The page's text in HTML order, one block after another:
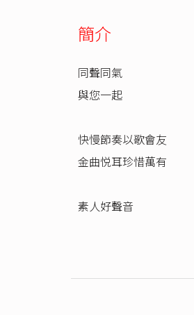
簡介
同聲同氣
與您一起
快慢節奏以歌會友
金曲悦耳珍惜萬有
素人好聲音